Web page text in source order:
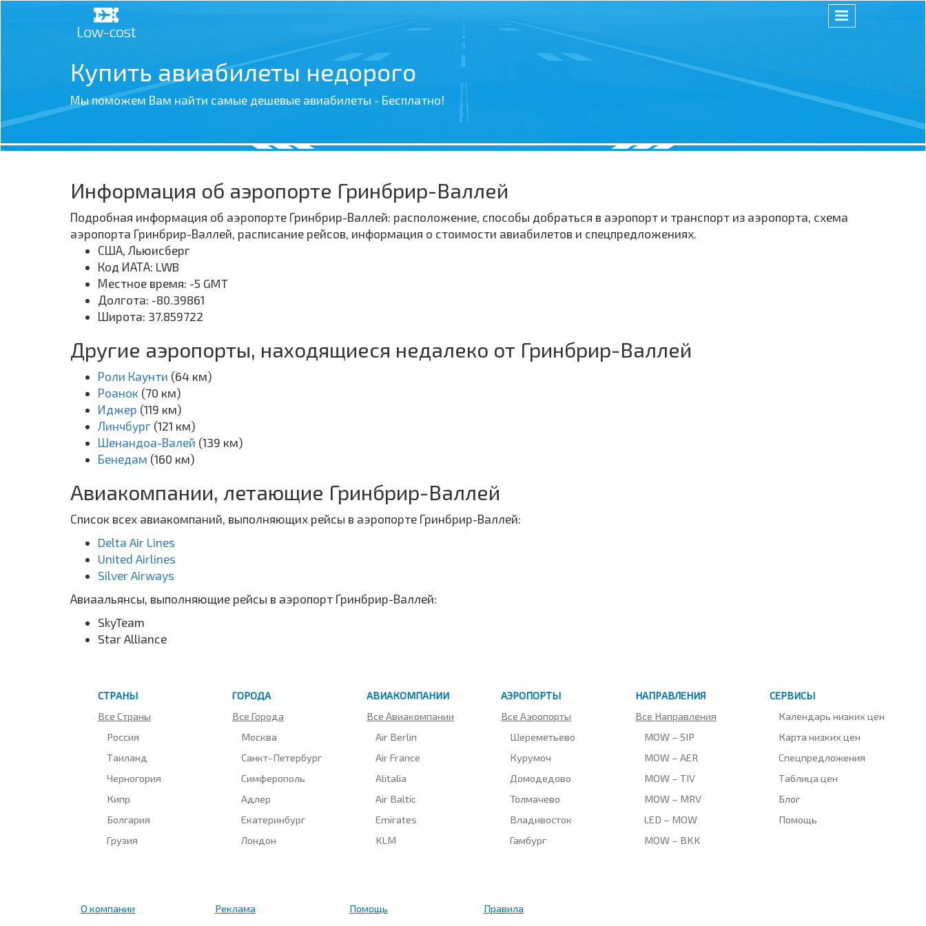
Купить авиабилеты недорого
Мы поможем Вам найти самые дешевые авиабилеты - Бесплатно!
Информация об аэропорте Гринбрир-Валлей
Подробная информация об аэропорте Гринбрир-Валлей: расположение, способы добраться в аэропорт и транспорт из аэропорта, схема
аэропорта Гринбрир-Валлей, расписание рейсов, информация о стоимости авиабилетов и спецпредложениях.
США, Льюисберг
Код ИАТА: LWB
Местное время: -5 GMT
Долгота: -80.39861
Широта: 37.859722
Другие аэропорты, находящиеся недалеко от Гринбрир-Валлей
Роли Каунти (64 км)
Роанок (70 км)
Иджер (119 км)
Линчбург (121 км)
Шенандоа-Валей (139 км)
Бенедам (160 км)
Авиакомпании, летающие Гринбрир-Валлей
Список всех авиакомпаний, выполняющих рейсы в аэропорте Гринбрир-Валлей:
Delta Air Lines
United Airlines
Silver Airways
Авиаальянсы, выполняющие рейсы в аэропорт Гринбрир-Валлей:
SkyTeam
Star Alliance
СТРАНЫ
Все Страны
Россия
Таиланд
Черногория
Кипр
Болгария
Грузия
ГОРОДА
Все Города
Москва
Санкт-Петербург
Симферополь
Адлер
Екатеринбург
Лондон
АВИАКОМПАНИИ
Все Авиакомпании
Air Berlin
Air France
Alitalia
Air Baltic
Emirates
KLM
АЭРОПОРТЫ
Все Аэропорты
Шереметьево
Курумоч
Домодедово
Толмачево
Владивосток
Гамбург
НАПРАВЛЕНИЯ
Все Направления
MOW – SIP
MOW – AER
MOW – TIV
MOW – MRV
LED – MOW
MOW – BKK
СЕРВИСЫ
Календарь низких цен
Карта низких цен
Спецпредложения
Таблица цен
Блог
Помощь
О компании Реклама Помощь Правила